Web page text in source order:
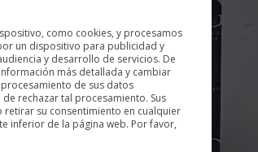
como cookies, y procesamos
un dispositivo para publicidad y
y desarrollo de servicios. De
más detallada y cambiar
de sus datos
rechazar tal procesamiento. Sus
retirar su consentimiento en cualquier
inferior de la página web. Por favor,